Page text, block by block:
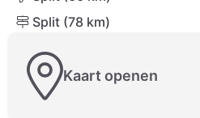
Split (78 km)
Kaart openen